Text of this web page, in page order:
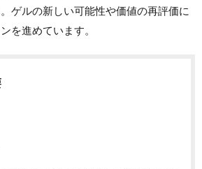
ゲルの新しい可能性や価値の再評価に
を進めています。